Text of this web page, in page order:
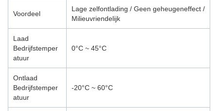
Voordeel
Lage zelfontlading / Geen geheugeneffect /
Milieuvriendelijk
Laad
Bedrijfstemper
atuur
0°C ~ 45°C
Ontlaad
Bedrijfstemper
atuur
-20°C ~ 60°C